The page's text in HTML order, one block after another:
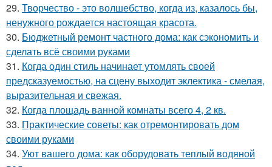
29. Творчество - это волшебство, когда из, казалось бы,
ненужного рождается настоящая красота.
30. Бюджетный ремонт частного дома: как сэкономить и
сделать всё своими руками
31. Когда один стиль начинает утомлять своей
предсказуемостью, на сцену выходит эклектика - смелая,
выразительная и свежая.
32. Когда площадь ванной комнаты всего 4, 2 кв.
33. Практические советы: как отремонтировать дом
своими руками
34. Уют вашего дома: как оборудовать теплый водяной